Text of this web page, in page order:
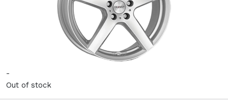
-
Out of stock